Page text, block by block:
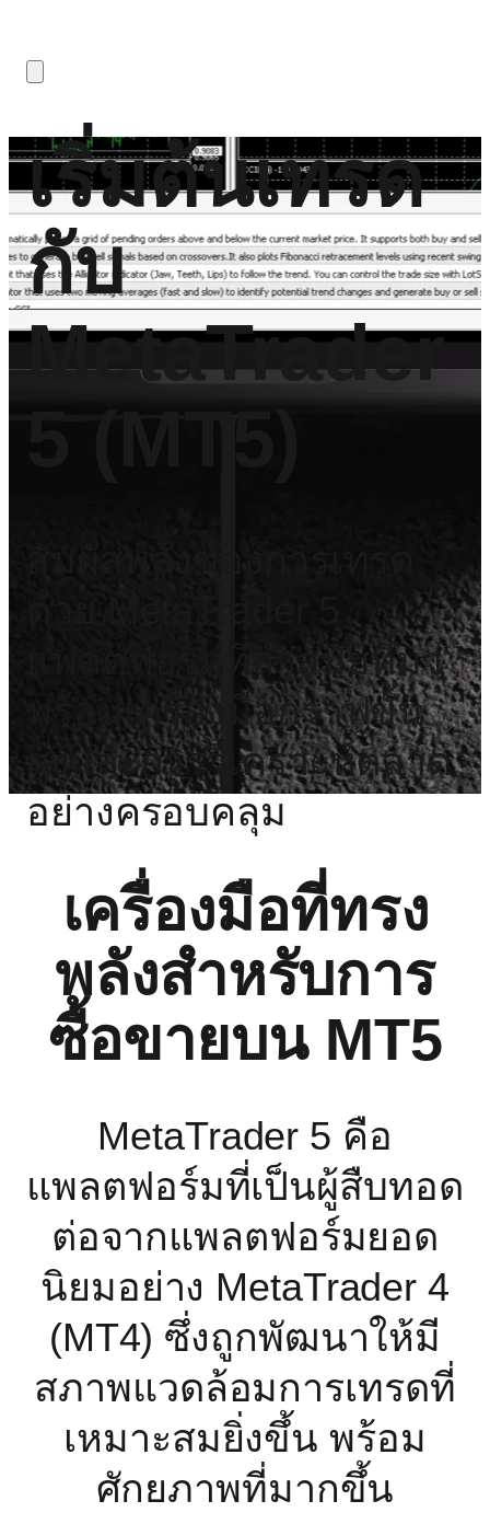
เริ่มต้นเทรด
กับ
MetaTrader
5 (MT5)
แพลตฟอร์มที่ล้ำสมัยที่มา
พร้อมเครื่องมือกราฟขั้น
สูงและการวิเคราะห์ตลาด
อย่างครอบคลุม
เครื่องมือที่ทรง
พลังสำหรับการ
ซื้อขายบน MT5
MetaTrader 5 คือ
แพลตฟอร์มที่เป็นผู้สืบทอด
ต่อจากแพลตฟอร์มยอด
นิยมอย่าง MetaTrader 4
(MT4) ซึ่งถูกพัฒนาให้มี
สภาพแวดล้อมการเทรดที่
เหมาะสมยิ่งขึ้น พร้อม
ศักยภาพที่มากขึ้น